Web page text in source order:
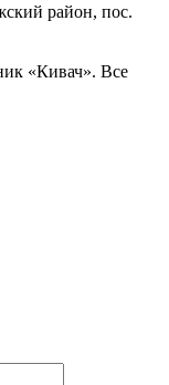
район, пос.
«Кивач». Все